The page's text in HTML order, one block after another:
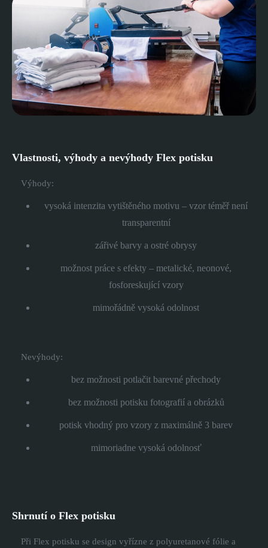
Nevýhody:
bez možnosti potlačit barevné přechody
bez možnosti potisku fotografií a obrázků
potisk vhodný pro vzory z maximálně 3 barev
mimoriadne vysoká odolnosť
Vlastnosti, výhody a nevýhody Flex potisku
Výhody:
vysoká intenzita vytištěného motivu – vzor téměř není
transparentní
zářivé barvy a ostré obrysy
možnost práce s efekty – metalické, neonové,
fosforeskující vzory
mimořádně vysoká odolnost
Shrnutí o Flex potisku
Při Flex potisku se design vyřízne z polyuretanové fólie a